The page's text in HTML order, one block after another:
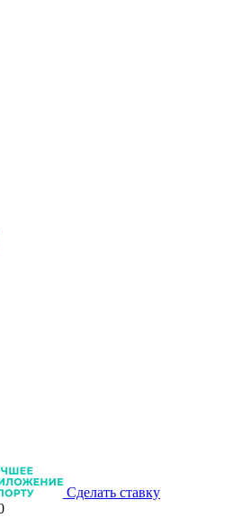
Сделать ставку